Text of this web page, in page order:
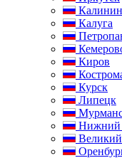
Калуга
Киров
Курск
Липецк
Нижний